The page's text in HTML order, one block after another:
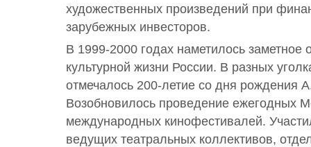
художественных произведений при
зарубежных инвесторов.
В 1999-2000 годах наметилось заметное
культурной жизни России. В разных
отмечалось 200-летие со дня рождения
Возобновилось проведение ежегодных
международных кинофестивалей.
ведущих театральных коллективов,